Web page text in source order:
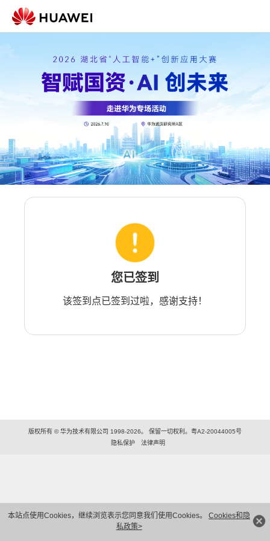
本站点使用Cookies，继续浏览表示您同意我们使用Cookies。 Cookies和隐
私政策>
您已签到
该签到点已签到过啦，感谢支持！
版权所有 © 华为技术有限公司 1998-2026。 保留一切权利。粤A2-20044005号
隐私保护
法律声明